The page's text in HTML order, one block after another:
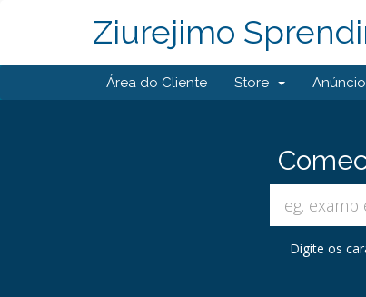
Ziurejimo
Área do Cliente Store
Digite os